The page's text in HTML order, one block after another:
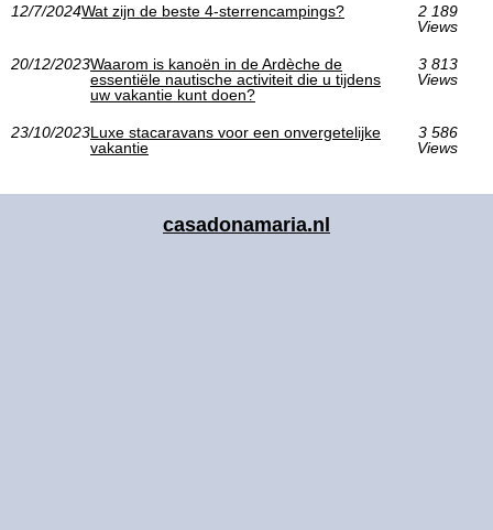
12/7/2024Wat zijn de beste 4-sterrencampings?
2 189
Views
20/12/2023Waarom is kanoën in de Ardèche de
essentiële nautische activiteit die u tijdens
uw vakantie kunt doen?
3 813
Views
23/10/2023Luxe stacaravans voor een onvergetelijke
vakantie
3 586
Views
casadonamaria.nl